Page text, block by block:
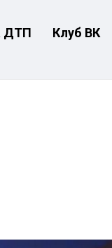
ДТП Клуб ВК